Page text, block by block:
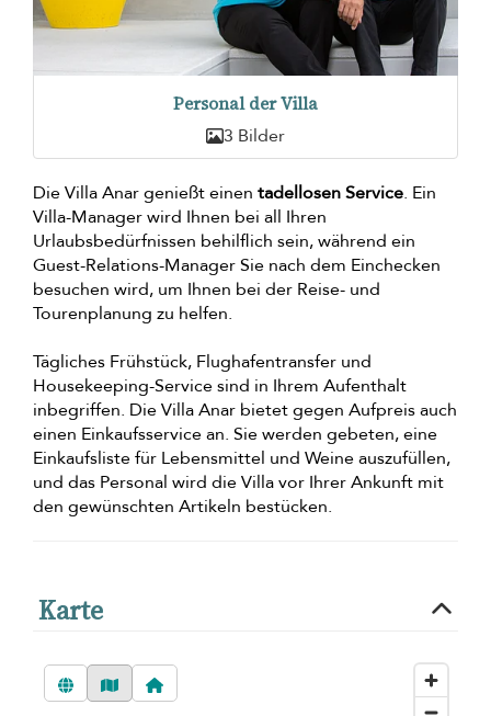
Personal der Villa
3 Bilder
Die Villa Anar genießt einen tadellosen Service. Ein
Villa-Manager wird Ihnen bei all Ihren
Urlaubsbedürfnissen behilflich sein, während ein
Guest-Relations-Manager Sie nach dem Einchecken
besuchen wird, um Ihnen bei der Reise- und
Tourenplanung zu helfen.
Tägliches Frühstück, Flughafentransfer und
Housekeeping-Service sind in Ihrem Aufenthalt
inbegriffen. Die Villa Anar bietet gegen Aufpreis auch
einen Einkaufsservice an. Sie werden gebeten, eine
Einkaufsliste für Lebensmittel und Weine auszufüllen,
und das Personal wird die Villa vor Ihrer Ankunft mit
den gewünschten Artikeln bestücken.
Karte